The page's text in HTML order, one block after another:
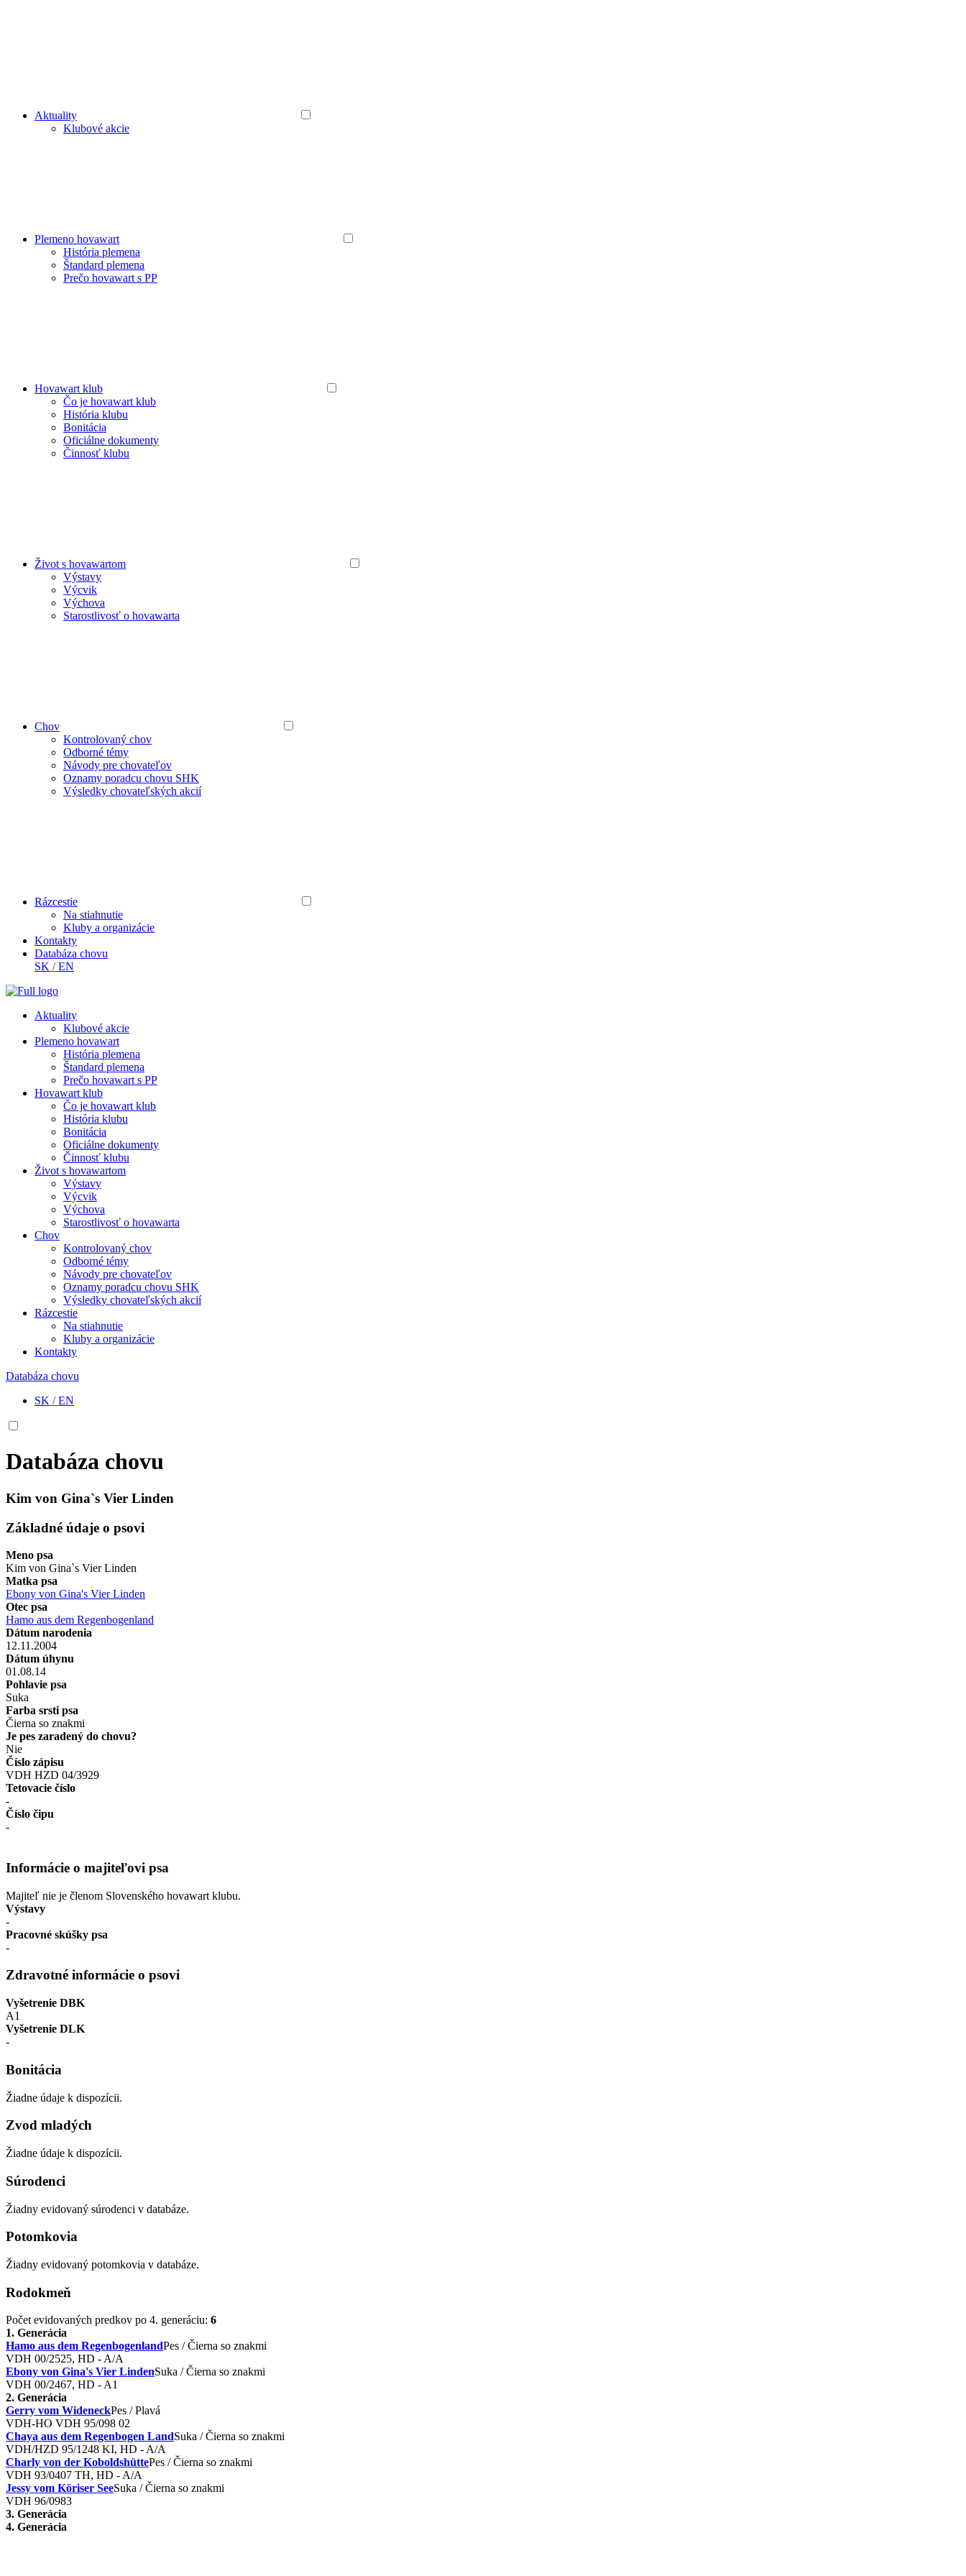
Aktuality
Klubové akcie
Plemeno hovawart
História plemena
Štandard plemena
Prečo hovawart s PP
Hovawart klub
Čo je hovawart klub
História klubu
Bonitácia
Oficiálne dokumenty
Činnosť klubu
Život s hovawartom
Výstavy
Výcvik
Výchova
Starostlivosť o hovawarta
Chov
Kontrolovaný chov
Odborné témy
Návody pre chovateľov
Oznamy poradcu chovu SHK
Výsledky chovateľských akcií
Rázcestie
Na stiahnutie
Kluby a organizácie
Kontakty
Databáza chovu
SK /EN
Aktuality
Klubové akcie
Plemeno hovawart
História plemena
Štandard plemena
Prečo hovawart s PP
Hovawart klub
Čo je hovawart klub
História klubu
Bonitácia
Oficiálne dokumenty
Činnosť klubu
Život s hovawartom
Výstavy
Výcvik
Výchova
Starostlivosť o hovawarta
Chov
Kontrolovaný chov
Odborné témy
Návody pre chovateľov
Oznamy poradcu chovu SHK
Výsledky chovateľských akcií
Rázcestie
Na stiahnutie
Kluby a organizácie
Kontakty
Databáza chovu
SK /EN
Databáza chovu
Kim von Gina`s Vier Linden
Základné údaje o psovi
Meno psa
Kim von Gina`s Vier Linden
Matka psa
Ebony von Gina's Vier Linden
Otec psa
Hamo aus dem Regenbogenland
Dátum narodenia
12.11.2004
Dátum úhynu
01.08.14
Pohlavie psa
Suka
Farba srsti psa
Čierna so znakmi
Je pes zaradený do chovu?
Nie
Číslo zápisu
VDH HZD 04/3929
Tetovacie číslo
-
Číslo čipu
-
Informácie o majiteľovi psa
Majiteľ nie je členom Slovenského hovawart klubu.
Výstavy
-
Pracovné skúšky psa
-
Zdravotné informácie o psovi
Vyšetrenie DBK
A1
Vyšetrenie DLK
-
Bonitácia
Žiadne údaje k dispozícii.
Zvod mladých
Žiadne údaje k dispozícii.
Súrodenci
Žiadny evidovaný súrodenci v databáze.
Potomkovia
Žiadny evidovaný potomkovia v databáze.
Rodokmeň
Počet evidovaných predkov po 4. generáciu: 6
1. Generácia
Hamo aus dem RegenbogenlandPes / Čierna so znakmi
VDH 00/2525, HD - A/A
Ebony von Gina's Vier LindenSuka / Čierna so znakmi
VDH 00/2467, HD - A1
2. Generácia
Gerry vom WideneckPes / Plavá
VDH-HO VDH 95/098 02
Chaya aus dem Regenbogen LandSuka / Čierna so znakmi
VDH/HZD 95/1248 KI, HD - A/A
Charly von der KoboldshüttePes / Čierna so znakmi
VDH 93/0407 TH, HD - A/A
Jessy vom Köriser SeeSuka / Čierna so znakmi
VDH 96/0983
3. Generácia
4. Generácia